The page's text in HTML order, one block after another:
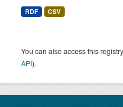
RDF CSV
You can also access this
API).